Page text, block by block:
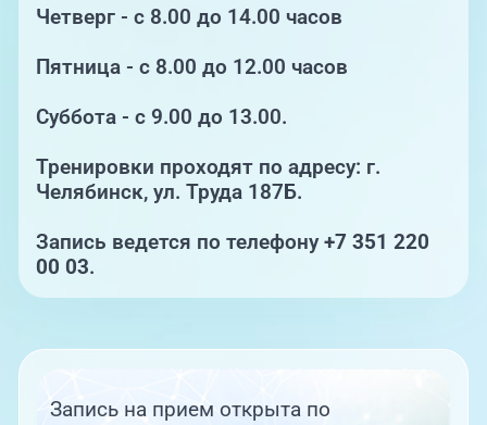
Четверг - с 8.00 до 14.00 часов
Пятница - с 8.00 до 12.00 часов
Суббота - с 9.00 до 13.00.
Тренировки проходят по адресу: г.
Челябинск, ул. Труда 187Б.
Запись ведется по телефону+7 351 220
00 03.
Запись на прием открыта по